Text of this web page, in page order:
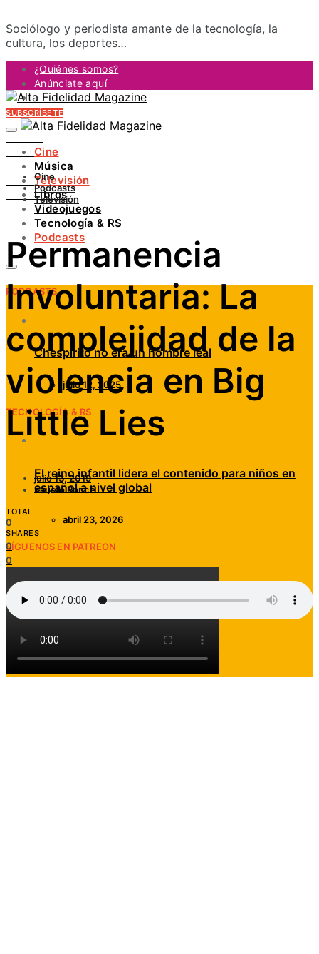
Sociólogo y periodista amante de la tecnología, la
cultura, los deportes…
¿Quiénes somos?
Anúnciate aquí
Contacto
FACEBOOK
INSTAGRAM
PINTEREST
YOUTUBE
LINKEDIN
SUBSCRÍBETE
Cine
Música
Televisión
Libros
Videojuegos
Tecnología & RS
Podcasts
PODCASTS
Chespirito no era un hombre leal
julio 12, 2025
TECNOLOGÍA & RS
El reino infantil lidera el contenido para niños en
español a nivel global
abril 23, 2026
SÍGUENOS EN PATREON
Cine
Podcasts
Televisión
Permanencia
Involuntaria: La
complejidad de la
violencia en Big
Little Lies
julio 13, 2019
Fausto Ponce
TOTAL
0
SHARES
0
0